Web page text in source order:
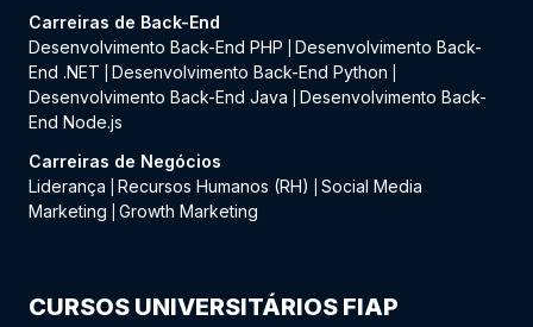
Carreiras de Back-End
Desenvolvimento Back-End PHP
Desenvolvimento Back-
End .NET
Desenvolvimento Back-End Python
Desenvolvimento Back-End Java
Desenvolvimento Back-
End Node.js
Carreiras de Negócios
Liderança
Recursos Humanos (RH)
Social Media
Marketing
Growth Marketing
CURSOS UNIVERSITÁRIOS FIAP